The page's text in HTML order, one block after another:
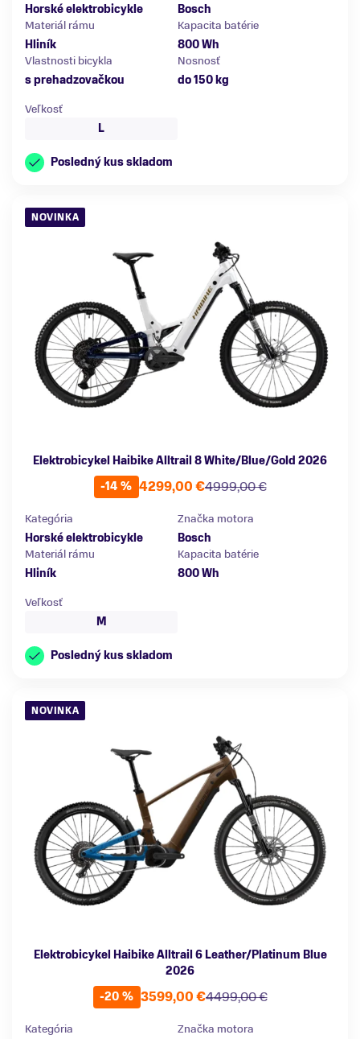
Horské elektrobicykle
Bosch
Materiál rámu
Hliník
Kapacita batérie
800 Wh
Vlastnosti bicykla
s prehadzovačkou
Nosnosť
do 150 kg
Veľkosť
L
Posledný kus skladom
NOVINKA
Elektrobicykel Haibike Alltrail 8 White/Blue/Gold 2026
-14 %
4999,00 €
4299,00 €
Kategória
Horské elektrobicykle
Značka motora
Bosch
Materiál rámu
Hliník
Kapacita batérie
800 Wh
Veľkosť
M
Posledný kus skladom
NOVINKA
Elektrobicykel Haibike Alltrail 6 Leather/Platinum Blue
2026
-20 %
4499,00 €
3599,00 €
Kategória
Značka motora